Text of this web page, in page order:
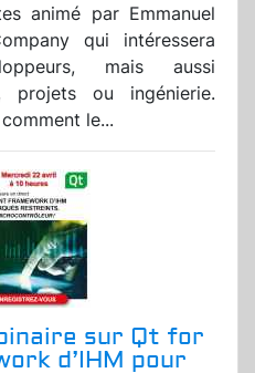
animé par Emmanuel
qui intéressera
mais aussi
projets ou ingénierie.
le...
sur Qt for
d’IHM pour